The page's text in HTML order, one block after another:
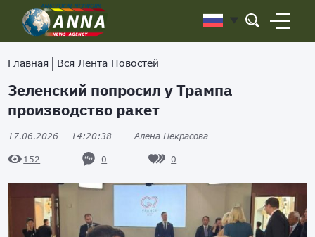
Главная Вся Лента Новостей
Зеленский попросил у Трампа
производство ракет
17.06.2026 14:20:38 Алена Некрасова
152 0 0